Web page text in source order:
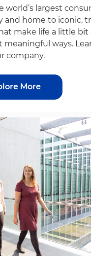
world’s largest
and home to iconic,
make life a little bit
meaningful ways.
company.
More